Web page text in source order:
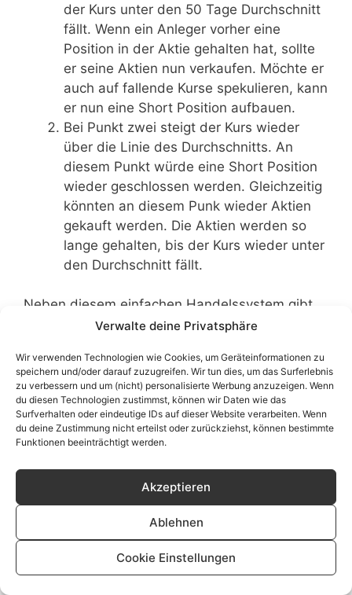
Verwalte deine Privatsphäre
Wir verwenden Technologien wie Cookies, um Geräteinformationen zu
speichern und/oder darauf zuzugreifen. Wir tun dies, um das Surferlebnis
zu verbessern und um (nicht) personalisierte Werbung anzuzeigen. Wenn
du diesen Technologien zustimmst, können wir Daten wie das
Surfverhalten oder eindeutige IDs auf dieser Website verarbeiten. Wenn
du deine Zustimmung nicht erteilst oder zurückziehst, können bestimmte
Funktionen beeinträchtigt werden.
Akzeptieren
Ablehnen
Cookie Einstellungen
der Kurs unter den 50 Tage Durchschnitt
fällt. Wenn ein Anleger vorher eine
Position in der Aktie gehalten hat, sollte
er seine Aktien nun verkaufen. Möchte er
auch auf fallende Kurse spekulieren, kann
er nun eine Short Position aufbauen.
Bei Punkt zwei steigt der Kurs wieder
über die Linie des Durchschnitts. An
diesem Punkt würde eine Short Position
wieder geschlossen werden. Gleichzeitig
könnten an diesem Punk wieder Aktien
gekauft werden. Die Aktien werden so
lange gehalten, bis der Kurs wieder unter
den Durchschnitt fällt.
Neben diesem einfachen Handelssystem gibt
es weitere Systeme, die zwei oder noch mehr
erfahren Sie im ArtikelMoving Average
Crossovers.
Technische Indikatoren und
Kerzenformationen
Neben dem direkten Einsatz als Handelssystem
werden gleitende Durchschnitte auch dazu